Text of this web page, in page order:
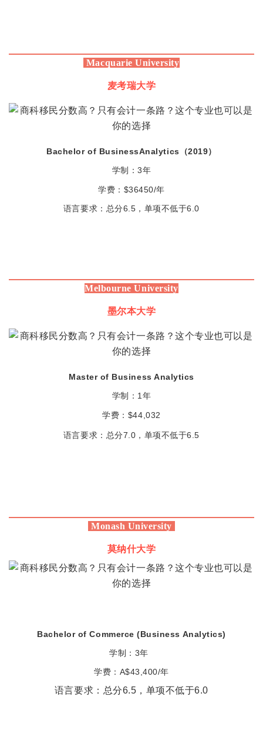
Macquarie University
麦考瑞大学
Bachelor of BusinessAnalytics（2019）
学制：3年
学费：$36450/年
语言要求：总分6.5，单项不低于6.0
Melbourne University
墨尔本大学
Master of Business Analytics
学制： 1年
学费： $44,032
语言要求： 总分7.0，单项不低于6.5
Monash University
莫纳什大学
Bachelor of Commerce (Business Analytics)
学制：3年
学费： A$43,400/年
语言要求： 总分6.5，单项不低于6.0